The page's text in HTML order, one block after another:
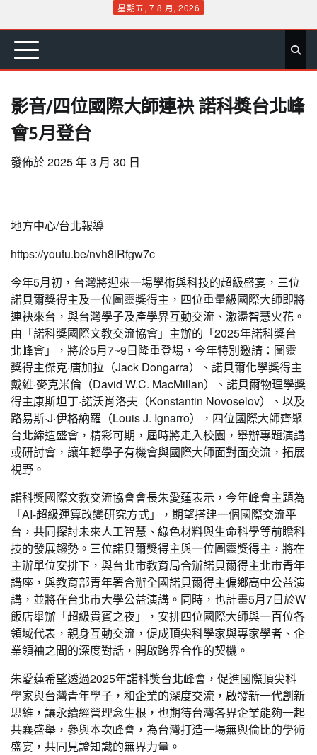
content
星期五, 7 8 月, 2026
首 要 娛 生 社 文 公 運 旅 政 地 專
影音/四位國際大師連袂 諾科獎台北峰
會5月登台
發佈於2025 年 3 月 30 日
地方中心/台北報導
https://youtu.be/nvh8lRfgw7c
今年5月初，台灣將迎來一場學術與科技的超級盛宴，三位
諾貝爾獎得主及一位圖靈獎得主，四位重量級國際大師即將
連袂來台，與台灣學子及產學界互動交流、激盪智慧火花。
由「諾科獎國際文教交流協會」主辦的「2025年諾科獎台
北峰會」，將於5月7~9日隆重登場，今年特別邀請：圖靈
獎得主傑克·唐加拉（Jack Dongarra）、諾貝爾化學獎得主
戴維·麥克米倫（David W.C. MacMillan）、諾貝爾物理學獎
得主康斯坦丁·諾沃肖洛夫（Konstantin Novoselov）、以及
路易斯·J·伊格納羅（Louis J. Ignarro），四位國際大師齊聚
台北締造盛會，精彩可期，屆時將走入校園，舉辦專題演講
或研討會，讓年輕學子有機會與國際大師面對面交流，拓展
視野。
諾科獎國際文教交流協會會長朱愛蓮表示，今年峰會主題為
「AI-超級運算改變研究方式」，期望搭建一個國際交流平
台，共同探討未來人工智慧、綠色材料與生命科學等前瞻科
技的發展趨勢。三位諾貝爾獎得主與一位圖靈獎得主，將在
主辦單位安排下，與台北市教育局合辦諾貝爾得主北市青年
講座，與教育部青年署合辦全國諾貝爾得主偏鄉高中公益演
講，並將在台北市大學公益演講。同時，也計畫5月7日於W
飯店舉辦「超級貴賓之夜」，安排四位國際大師與一百位各
領域代表，親身互動交流，促成頂尖科學家與專家學者、企
業領袖之間的深度對話，開啟跨界合作的契機。
朱愛蓮希望透過2025年諾科獎台北峰會，促進國際頂尖科
學家與台灣青年學子，和企業的深度交流，啟發新一代創新
思維，讓永續經營理念生根，也期待台灣各界企業能夠一起
共襄盛舉，參與本次峰會，為台灣打造一場無與倫比的學術
盛宴，共同見證知識的無界力量。